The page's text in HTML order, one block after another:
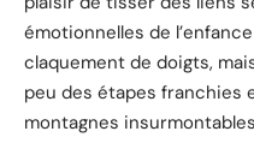
émotionnelles de
claquement de doigts,
peu des étapes franchies
montagnes